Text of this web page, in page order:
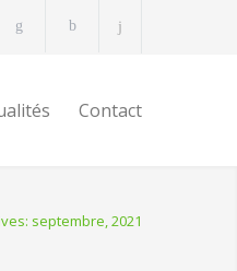
Contact
septembre, 2021